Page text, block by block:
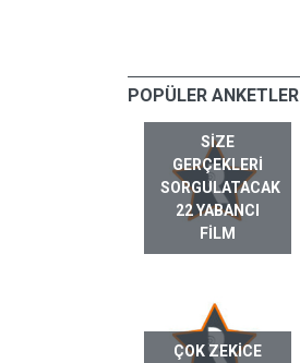
POPÜLER ANKETLER
SIZE
GERÇEKLERI
SORGULATACAK
22 YABANCI
FILM
ÇOK ZEKICE